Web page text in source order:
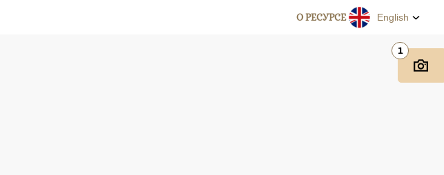
О РЕСУРСЕ English
1